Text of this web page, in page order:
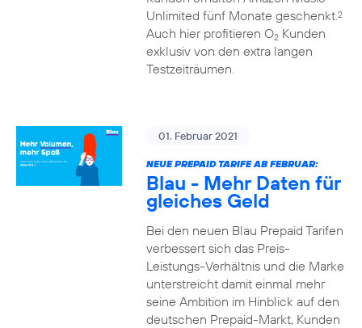
Unlimited fünf Monate geschenkt.2
Auch hier profitieren O2Kunden
exklusiv von den extra langen
Testzeiträumen.
01. Februar 2021
NEUE PREPAID TARIFE AB FEBRUAR:
Blau - Mehr Daten für
gleiches Geld
Bei den neuen Blau Prepaid Tarifen
verbessert sich das Preis-
Leistungs-Verhältnis und die Marke
unterstreicht damit einmal mehr
seine Ambition im Hinblick auf den
deutschen Prepaid-Markt, Kunden